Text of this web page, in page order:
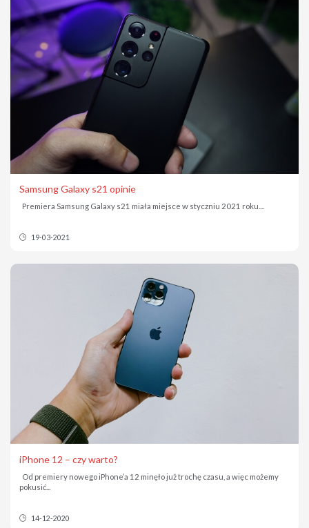
Samsung Galaxy s21 opinie
Premiera Samsung Galaxy s21 miała miejsce w styczniu 2021 roku....
19-03-2021
iPhone 12 – czy warto?
Od premiery nowego iPhone’a 12 minęło już trochę czasu, a więc możemy
pokusić...
14-12-2020